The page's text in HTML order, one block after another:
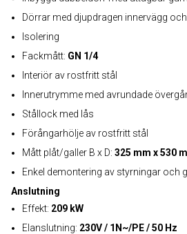
Dörrar med djupdragen innervägg
Isolering
Fackmått: GN 1/4
Interiör av rostfritt stål
Innerutrymme med avrundade
Stållock med lås
Förångarhölje av rostfritt stål
Mått plåt/galler B x D: 325 mm x 530
Enkel demontering av styrningar och
Anslutning
Effekt: 209 kW
Elanslutning: 230V / 1N~/PE / 50 Hz